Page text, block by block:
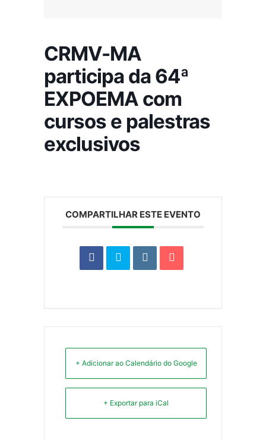
CRMV-MA
participa da 64ª
EXPOEMA com
cursos e palestras
exclusivos
COMPARTILHAR ESTE EVENTO
+ Adicionar ao Calendário do Google
+ Exportar para iCal